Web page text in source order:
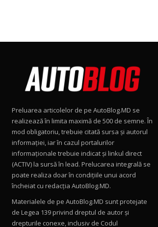
Preluarea articolelor de pe AutoBlog.MD se
realizează în limita maximă de 500 de semne. În
mod obligatoriu, trebuie citată sursa și autorul
informației, iar în cazul portalurilor
informaționale trebuie indicat și linkul direct
(ACTIV) la sursă în lead. Prelucarea integrală se
poate realiza doar în condițiile unui acord
încheiat cu redacţia AutoBlog.MD.
Materialele de pe AutoBlog.MD sunt protejate
de Legea 139 privind dreptul de autor și
drepturile conexe, inclusiv de Codul